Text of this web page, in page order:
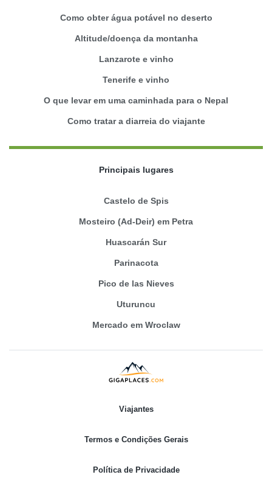
Como obter água potável no deserto
Altitude/doença da montanha
Lanzarote e vinho
Tenerife e vinho
O que levar em uma caminhada para o Nepal
Como tratar a diarreia do viajante
Principais lugares
Castelo de Spis
Mosteiro (Ad-Deir) em Petra
Huascarán Sur
Parinacota
Pico de las Nieves
Uturuncu
Mercado em Wroclaw
Viajantes
Termos e Condições Gerais
Política de Privacidade